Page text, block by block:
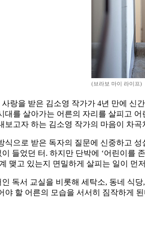
(브라보 마이 라이프)
사랑을 받은 김소영 작가가 4년 만에
대를 살아가는 어른의 자리를 살피고
보고자 하는 김소영 작가의 마음이 차곡
식으로 받은 독자의 질문에 신중하고
들었던 터. 하지만 단박에 ‘어린이를
맺고 있는지 면밀하게 살피는 일이 먼
인 독서 교실을 비롯해 세탁소, 동네 식
야 할 어른의 모습을 서서히 짐작하게 된